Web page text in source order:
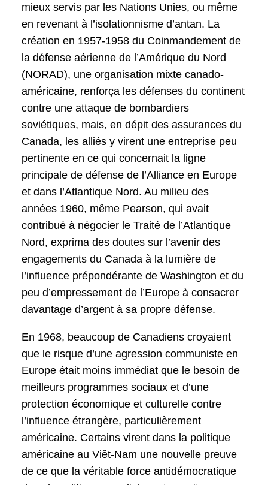
mieux servis par les Nations Unies, ou même
en revenant à l’isolationnisme d’antan. La
création en 1957-1958 du Coinmandement de
la défense aérienne de l’Amérique du Nord
(NORAD), une organisation mixte canado-
américaine, renforça les défenses du continent
contre une attaque de bombardiers
soviétiques, mais, en dépit des assurances du
Canada, les alliés y virent une entreprise peu
pertinente en ce qui concernait la ligne
principale de défense de l’Alliance en Europe
et dans l’Atlantique Nord. Au milieu des
années 1960, même Pearson, qui avait
contribué à négocier le Traité de l’Atlantique
Nord, exprima des doutes sur l’avenir des
engagements du Canada à la lumière de
l’influence prépondérante de Washington et du
peu d’empressement de l’Europe à consacrer
davantage d’argent à sa propre défense.
En 1968, beaucoup de Canadiens croyaient
que le risque d’une agression communiste en
Europe était moins immédiat que le besoin de
meilleurs programmes sociaux et d’une
protection économique et culturelle contre
l’influence étrangère, particulièrement
américaine. Certains virent dans la politique
américaine au Viêt-Nam une nouvelle preuve
de ce que la véritable force antidémocratique